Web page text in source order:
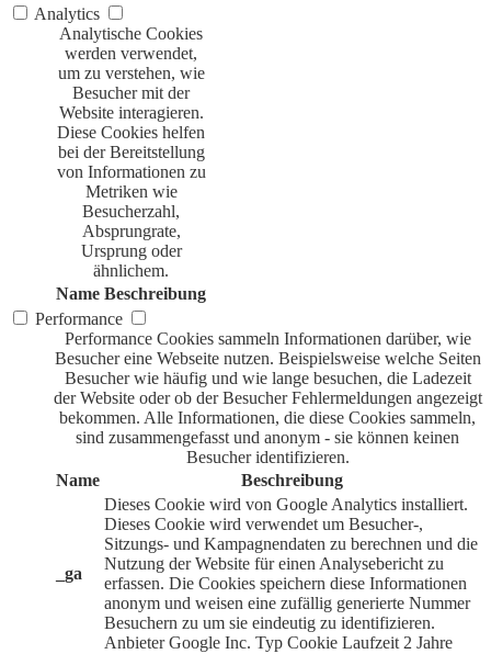
Analytics
Analytische Cookies
werden verwendet,
um zu verstehen, wie
Besucher mit der
Website interagieren.
Diese Cookies helfen
bei der Bereitstellung
von Informationen zu
Metriken wie
Besucherzahl,
Absprungrate,
Ursprung oder
ähnlichem.
Name Beschreibung
Performance
Performance Cookies sammeln Informationen darüber, wie
Besucher eine Webseite nutzen. Beispielsweise welche Seiten
Besucher wie häufig und wie lange besuchen, die Ladezeit
der Website oder ob der Besucher Fehlermeldungen angezeigt
bekommen. Alle Informationen, die diese Cookies sammeln,
sind zusammengefasst und anonym - sie können keinen
Besucher identifizieren.
Name
Beschreibung
_ga
Dieses Cookie wird von Google Analytics installiert.
Dieses Cookie wird verwendet um Besucher-,
Sitzungs- und Kampagnendaten zu berechnen und die
Nutzung der Website für einen Analysebericht zu
erfassen. Die Cookies speichern diese Informationen
anonym und weisen eine zufällig generierte Nummer
Besuchern zu um sie eindeutig zu identifizieren.
Anbieter Google Inc. Typ Cookie Laufzeit 2 Jahre